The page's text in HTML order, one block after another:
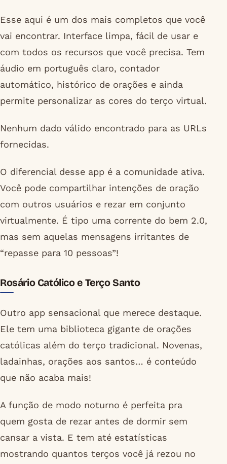
Esse aqui é um dos mais completos que você
vai encontrar. Interface limpa, fácil de usar e
com todos os recursos que você precisa. Tem
áudio em português claro, contador
automático, histórico de orações e ainda
permite personalizar as cores do terço virtual.
Nenhum dado válido encontrado para as URLs
fornecidas.
O diferencial desse app é a comunidade ativa.
Você pode compartilhar intenções de oração
com outros usuários e rezar em conjunto
virtualmente. É tipo uma corrente do bem 2.0,
mas sem aquelas mensagens irritantes de
“repasse para 10 pessoas”!
Rosário Católico e Terço Santo
Outro app sensacional que merece destaque.
Ele tem uma biblioteca gigante de orações
católicas além do terço tradicional. Novenas,
ladainhas, orações aos santos… é conteúdo
que não acaba mais!
A função de modo noturno é perfeita pra
quem gosta de rezar antes de dormir sem
cansar a vista. E tem até estatísticas
mostrando quantos terços você já rezou no